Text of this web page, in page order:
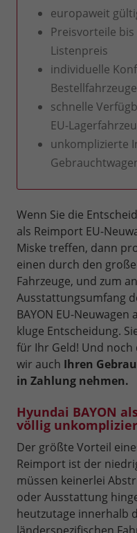
europaweit
Preisvorteile
Listenpreis
individuelle
schnelle
EU-
unkomplizierte
Wenn Sie die
als Reimport EU-
Miske treffen, dann
einen durch den
Fahrzeuge, und zum
Ausstattungsumfang
BAYON EU-
kluge Entscheidung.
für Ihr Geld! Und
wir auch Ihren
in Zahlung nehmen.
Hyundai BAYON
völlig
Der größte Vorteil
Reimport ist der
müssen keinerlei
oder Ausstattung
heutzutage innerhalb